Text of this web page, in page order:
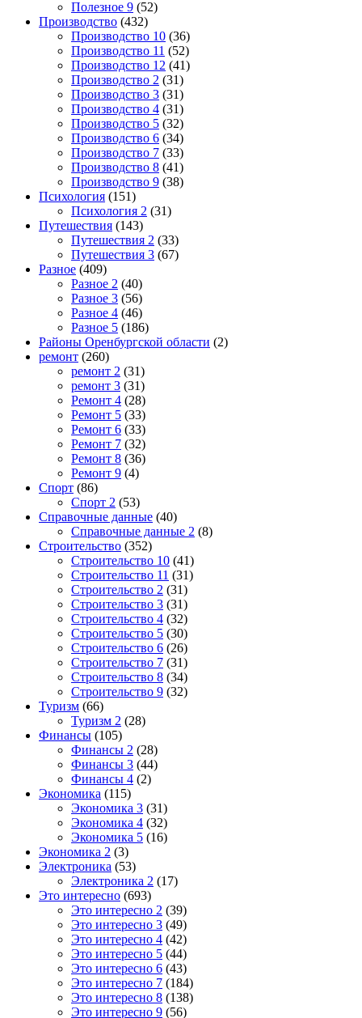
Полезное 9 (52)
Производство (432)
Производство 10 (36)
Производство 11 (52)
Производство 12 (41)
Производство 2 (31)
Производство 3 (31)
Производство 4 (31)
Производство 5 (32)
Производство 6 (34)
Производство 7 (33)
Производство 8 (41)
Производство 9 (38)
Психология (151)
Психология 2 (31)
Путешествия (143)
Путешествия 2 (33)
Путешествия 3 (67)
Разное (409)
Разное 2 (40)
Разное 3 (56)
Разное 4 (46)
Разное 5 (186)
Районы Оренбургской области (2)
ремонт (260)
ремонт 2 (31)
ремонт 3 (31)
Ремонт 4 (28)
Ремонт 5 (33)
Ремонт 6 (33)
Ремонт 7 (32)
Ремонт 8 (36)
Ремонт 9 (4)
Спорт (86)
Спорт 2 (53)
Справочные данные (40)
Справочные данные 2 (8)
Строительство (352)
Строительство 10 (41)
Строительство 11 (31)
Строительство 2 (31)
Строительство 3 (31)
Строительство 4 (32)
Строительство 5 (30)
Строительство 6 (26)
Строительство 7 (31)
Строительство 8 (34)
Строительство 9 (32)
Туризм (66)
Туризм 2 (28)
Финансы (105)
Финансы 2 (28)
Финансы 3 (44)
Финансы 4 (2)
Экономика (115)
Экономика 3 (31)
Экономика 4 (32)
Экономика 5 (16)
Экономика 2 (3)
Электроника (53)
Электроника 2 (17)
Это интересно (693)
Это интересно 2 (39)
Это интересно 3 (49)
Это интересно 4 (42)
Это интересно 5 (44)
Это интересно 6 (43)
Это интересно 7 (184)
Это интересно 8 (138)
Это интересно 9 (56)